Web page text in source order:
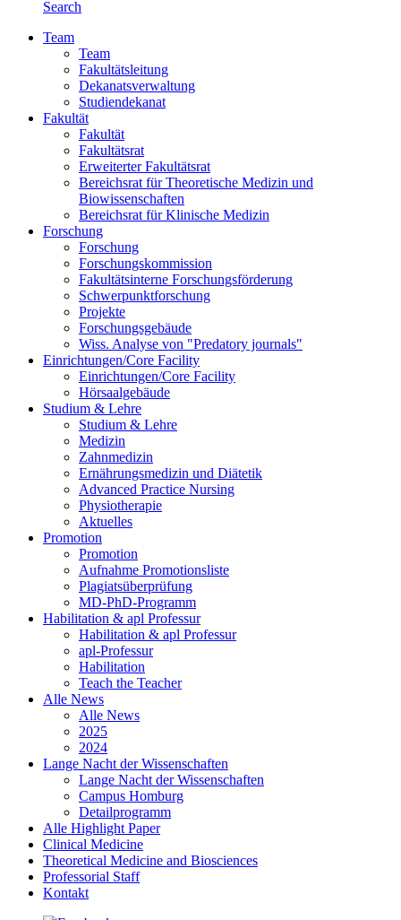
Search
Team
Team
Fakultätsleitung
Dekanatsverwaltung
Studiendekanat
Fakultät
Fakultät
Fakultätsrat
Erweiterter Fakultätsrat
Bereichsrat für Theoretische Medizin und
Biowissenschaften
Bereichsrat für Klinische Medizin
Forschung
Forschung
Forschungskommission
Fakultätsinterne Forschungsförderung
Schwerpunktforschung
Projekte
Forschungsgebäude
Wiss. Analyse von "Predatory journals"
Einrichtungen/Core Facility
Einrichtungen/Core Facility
Hörsaalgebäude
Studium & Lehre
Studium & Lehre
Medizin
Zahnmedizin
Ernährungsmedizin und Diätetik
Advanced Practice Nursing
Physiotherapie
Aktuelles
Promotion
Promotion
Aufnahme Promotionsliste
Plagiatsüberprüfung
MD-PhD-Programm
Habilitation & apl Professur
Habilitation & apl Professur
apl-Professur
Habilitation
Teach the Teacher
Alle News
Alle News
2025
2024
Lange Nacht der Wissenschaften
Lange Nacht der Wissenschaften
Campus Homburg
Detailprogramm
Alle Highlight Paper
Clinical Medicine
Theoretical Medicine and Biosciences
Professorial Staff
Kontakt